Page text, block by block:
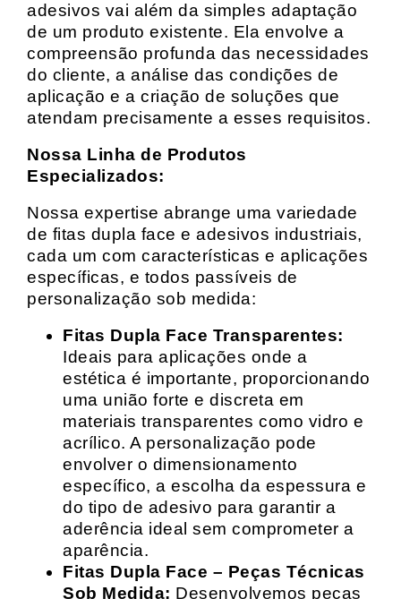
adesivos vai além da simples adaptação
de um produto existente. Ela envolve a
compreensão profunda das necessidades
do cliente, a análise das condições de
aplicação e a criação de soluções que
atendam precisamente a esses requisitos.
Nossa Linha de Produtos
Especializados:
Nossa expertise abrange uma variedade
de fitas dupla face e adesivos industriais,
cada um com características e aplicações
específicas, e todos passíveis de
personalização sob medida:
Fitas Dupla Face Transparentes:
Ideais para aplicações onde a
estética é importante, proporcionando
uma união forte e discreta em
materiais transparentes como vidro e
acrílico. A personalização pode
envolver o dimensionamento
específico, a escolha da espessura e
do tipo de adesivo para garantir a
aderência ideal sem comprometer a
aparência.
Fitas Dupla Face – Peças Técnicas
Sob Medida: Desenvolvemos peças